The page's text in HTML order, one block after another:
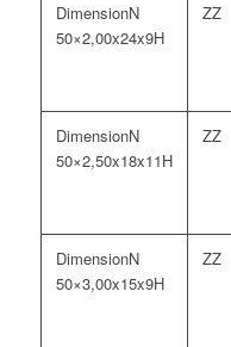
N
50×2,00x24x9H
N
50×2,50x18x11H
N
50×3,00x15x9H